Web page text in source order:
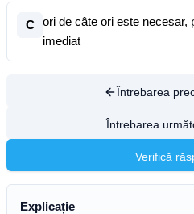
C
ori de câte ori este necesar,
imediat
Întrebarea
Întrebarea
Verifică
Explicație